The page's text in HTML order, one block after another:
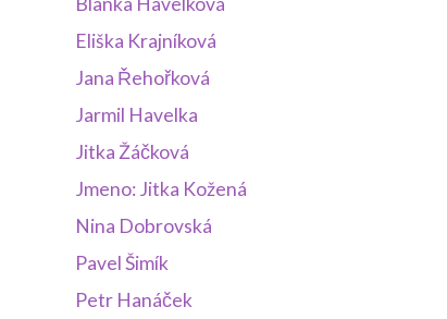
Eliška Krajníková
Jana Řehořková
Jarmil Havelka
Jitka Žáčková
Jmeno: Jitka Kožená
Nina Dobrovská
Pavel Šimík
Petr Hanáček